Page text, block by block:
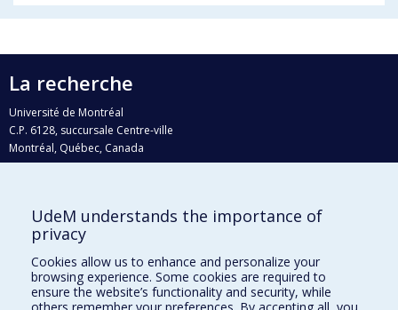
La recherche
Université de Montréal
C.P. 6128, succursale Centre-ville
Montréal, Québec, Canada
H3C 3J7
Qui fait quoi?
Nous trouver
Plan du site
UdeM understands the importance of
privacy
Cookies allow us to enhance and personalize your
browsing experience. Some cookies are required to
ensure the website’s functionality and security, while
others remember your preferences. By accepting all, you